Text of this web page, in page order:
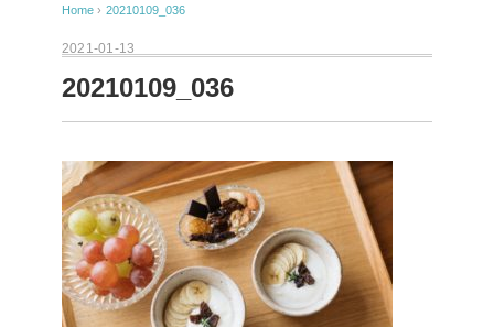
Home › 20210109_036
2021-01-13
20210109_036